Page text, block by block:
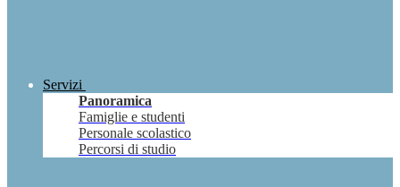
Servizi
Panoramica
Famiglie e studenti
Personale scolastico
Percorsi di studio